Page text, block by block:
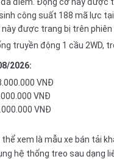
công suất 188 mã lực
được trang bị trên phiên
truyền động 1 cầu
2026:
VNĐ
VNĐ
VNĐ
thể xem là mẫu xe bán tải
hệ thống treo sau dạng